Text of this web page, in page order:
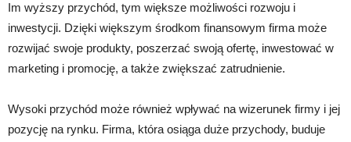
Im wyższy przychód, tym większe możliwości rozwoju i
inwestycji. Dzięki większym środkom finansowym firma może
rozwijać swoje produkty, poszerzać swoją ofertę, inwestować w
marketing i promocję, a także zwiększać zatrudnienie.
Wysoki przychód może również wpływać na wizerunek firmy i jej
pozycję na rynku. Firma, która osiąga duże przychody, buduje